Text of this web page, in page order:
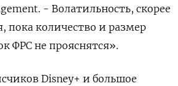
- Волатильность, скорее
пока количество и размер
ФРС не прояснятся».
Disney+ и большое